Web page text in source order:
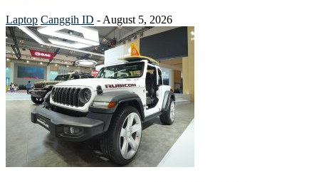
Laptop Canggih ID - August 5, 2026